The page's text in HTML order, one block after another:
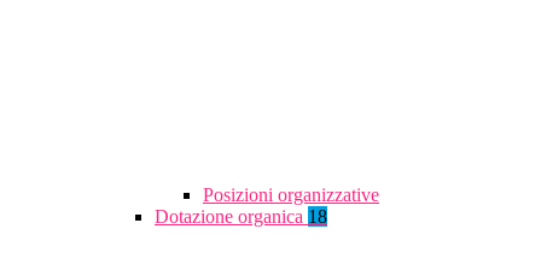
Posizioni organizzative
Dotazione organica 18